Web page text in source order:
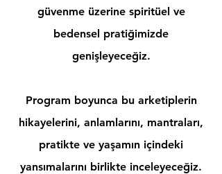
güvenme üzerine spiritüel ve
bedensel pratiğimizde
genişleyeceğiz.
Program boyunca bu arketiplerin
hikayelerini, anlamlarını, mantraları,
pratikte ve yaşamın içindeki
yansımalarını birlikte inceleyeceğiz.